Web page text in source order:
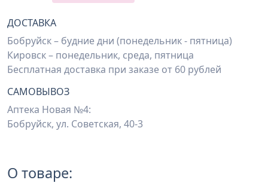
ДОСТАВКА
Бобруйск – будние дни (понедельник - пятница)
Кировск – понедельник, среда, пятница
Бесплатная доставка при заказе от 60 рублей
САМОВЫВОЗ
Аптека Новая №4:
Бобруйск, ул. Советская, 40-3
О товаре: